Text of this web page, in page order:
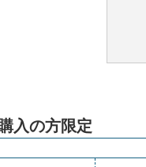
入の方限定